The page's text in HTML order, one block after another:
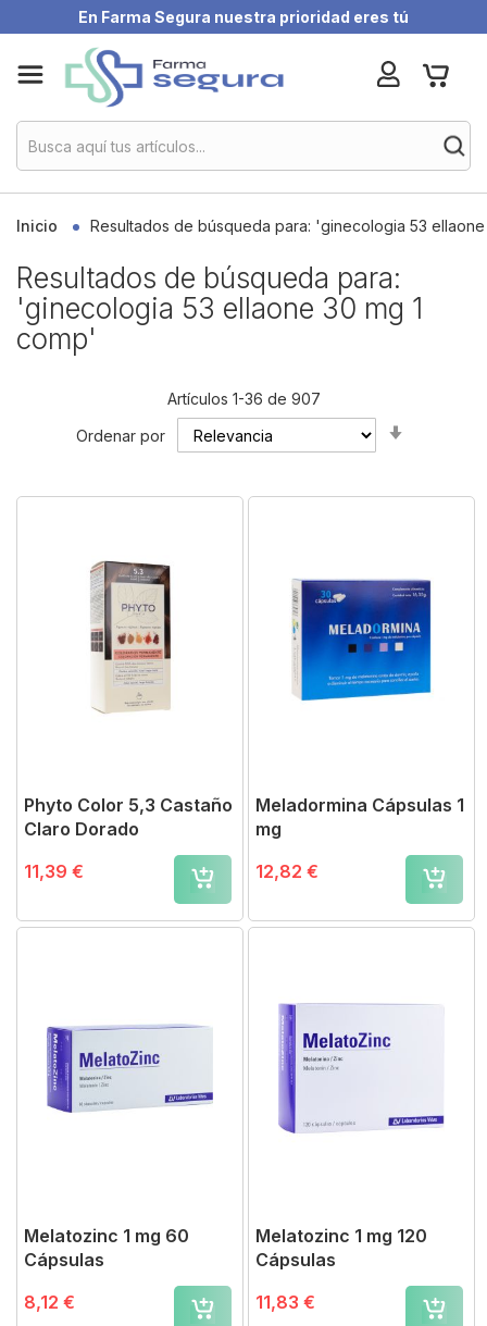
En Farma Segura nuestra prioridad eres tú
to
Content
My
Inicio Resultados de búsqueda para: 'ginecologia 53
Resultados de búsqueda para:
'ginecologia 53 ellaone 30 mg 1
comp'
Artículos 1-36 de 907
Ordenar por
Phyto Color 5,3 Castaño
Claro Dorado
11,39 €
Meladormina Cápsulas 1
mg
12,82 €
Melatozinc 1 mg 60
Cápsulas
8,12 €
Melatozinc 1 mg 120
Cápsulas
11,83 €